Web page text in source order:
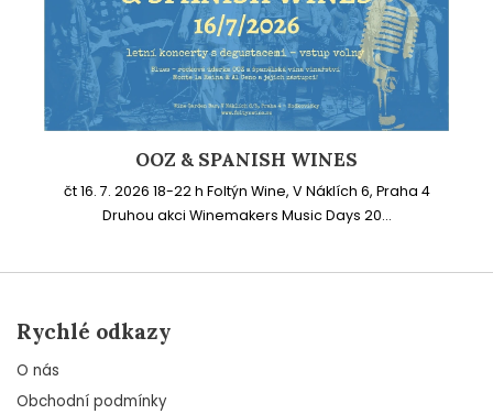
OOZ & SPANISH WINES
čt 16. 7. 2026 18-22 h Foltýn Wine, V Náklích 6, Praha 4
Druhou akci Winemakers Music Days 20...
Rychlé odkazy
O nás
Obchodní podmínky